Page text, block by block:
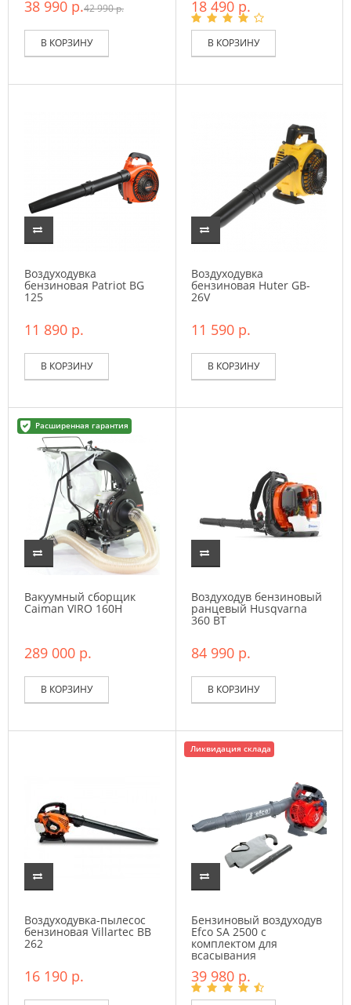
38 990 р.42 990 р.
В КОРЗИНУ
18 490 р.
В КОРЗИНУ
Воздуходувка
бензиновая Patriot BG
125
11 890 р.
В КОРЗИНУ
Воздуходувка
бензиновая Huter GB-
26V
11 590 р.
В КОРЗИНУ
Расширенная гарантия
Вакуумный сборщик
Caiman VIRO 160H
289 000 р.
В КОРЗИНУ
Воздуходув бензиновый
ранцевый Husqvarna
360 BT
84 990 р.
В КОРЗИНУ
Воздуходувка-пылесос
бензиновая Villartec BB
262
16 190 р.
Ликвидация склада
Бензиновый воздуходув
Efco SA 2500 c
комплектом для
всасывания
39 980 р.